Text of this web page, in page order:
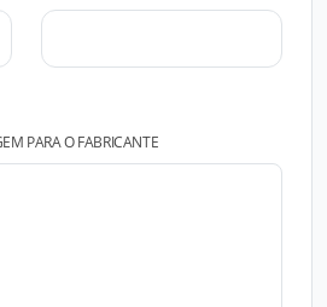
PARA O FABRICANTE